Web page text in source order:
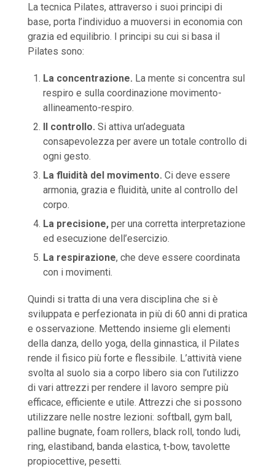
La tecnica Pilates, attraverso i suoi principi di
base, porta l’individuo a muoversi in economia con
grazia ed equilibrio. I principi su cui si basa il
Pilates sono:
La concentrazione. La mente si concentra sul
respiro e sulla coordinazione movimento-
allineamento-respiro.
Il controllo. Si attiva un’adeguata
consapevolezza per avere un totale controllo di
ogni gesto.
La fluidità del movimento. Ci deve essere
armonia, grazia e fluidità, unite al controllo del
corpo.
La precisione,per una corretta interpretazione
ed esecuzione dell’esercizio.
La respirazione, che deve essere coordinata
con i movimenti.
Quindi si tratta di una vera disciplina che si è
sviluppata e perfezionata in più di 60 anni di pratica
e osservazione. Mettendo insieme gli elementi
della danza, dello yoga, della ginnastica, il Pilates
rende il fisico più forte e flessibile. L’attività viene
svolta al suolo sia a corpo libero sia con l’utilizzo
di vari attrezzi per rendere il lavoro sempre più
efficace, efficiente e utile. Attrezzi che si possono
utilizzare nelle nostre lezioni: softball, gym ball,
palline bugnate, foam rollers, black roll, tondo ludi,
ring, elastiband, banda elastica, t-bow, tavolette
propiocettive, pesetti.